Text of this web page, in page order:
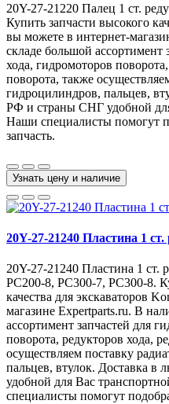
20Y-27-21220 Палец 1 ст.
Купить запчасти высокого
вы можете в интернет-
складе большой ассортимент
хода, гидромоторов
поворота, также
гидроцилиндров, пальцев,
РФ и страны СНГ удобной
Наши специалисты помогут
запчасть.
Узнать цену и наличие
20Y-27-21240 Пластина 1
20Y-27-21240 Пластина 1 ст.
PC200-8, PC300-7, PC300-8.
качества для экскаваторов
магазине Expertparts.ru. В
ассортимент запчастей для
поворота, редукторов хода,
осуществляем поставку
пальцев, втулок. Доставка
удобной для Вас
специалисты помогут